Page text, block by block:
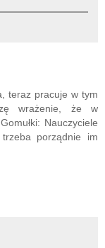
teraz pracuje w tym
wrażenie, że w
Nauczyciele
porządnie im